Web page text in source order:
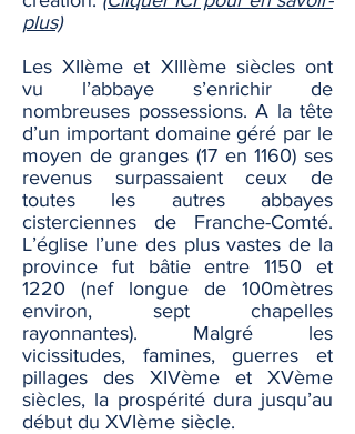
plus)
Les XIIème et XIIIème siècles ont
vu l’abbaye s’enrichir de
nombreuses possessions. A la tête
d’un important domaine géré par le
moyen de granges (17 en 1160) ses
revenus surpassaient ceux de
toutes les autres abbayes
cisterciennes de Franche-Comté.
L’église l’une des plus vastes de la
province fut bâtie entre 1150 et
1220 (nef longue de 100mètres
environ, sept chapelles
rayonnantes). Malgré les
vicissitudes, famines, guerres et
pillages des XIVème et XVème
siècles, la prospérité dura jusqu’au
début du XVIème siècle.